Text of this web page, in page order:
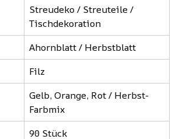
Streudeko / Streuteile /
Tischdekoration
Ahornblatt / Herbstblatt
Filz
Gelb, Orange, Rot / Herbst-
Farbmix
90 Stück